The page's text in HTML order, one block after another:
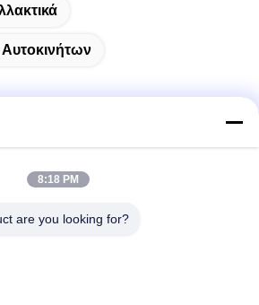
Lake Center Building A1,
8:18 PM
are you looking for?